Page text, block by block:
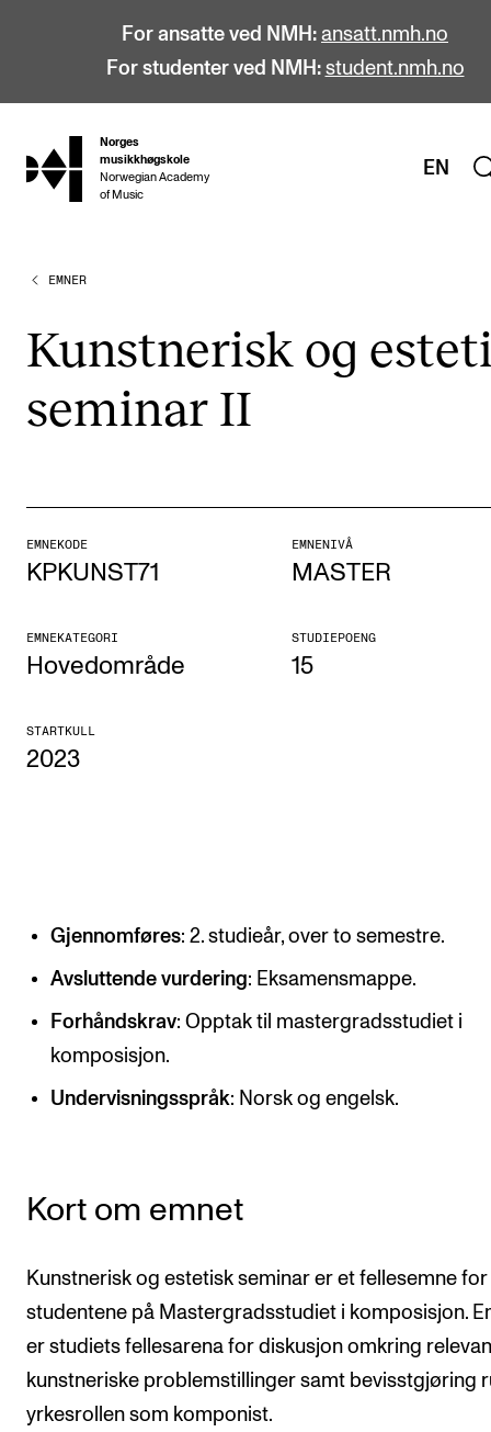
For ansatte ved NMH: ansatt.nmh.no
For studenter ved NMH: student.nmh.no
hjem
Norges
musikkhøgskole
Norwegian Academy
of Music
EN
STUDIER
Bachelor
Master
Talentutvikling
STUDENTLIV
Fagmiljøer
INTERNASJONALT
Internasjonal strategi
Samarbeidsprosjekter
Nettverk
IN.TUNE
EMNER
Kunst­ne­risk og
semi­nar II
EMNEKODE
KPKUNST71
EMNENIVÅ
MASTER
EMNEKATEGORI
Hovedområde
STUDIEPOENG
15
STARTKULL
2023
Gjennomføres: 2. studieår, over to semestre.
Avsluttende vurdering: Eksamensmappe.
Forhåndskrav: Opptak til mastergradsstudiet i
komposisjon.
Undervisningsspråk: Norsk og engelsk.
Kort om emnet
Kunstnerisk og estetisk seminar er et fellesemne for
studentene på Mastergradsstudiet i komposisjon.
er studiets fellesarena for diskusjon omkring
kunstneriske problemstillinger samt bevisstgjøring
yrkesrollen som komponist.